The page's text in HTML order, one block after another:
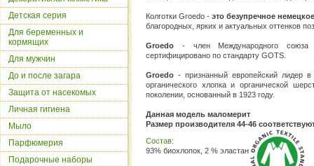
Колготки Groedo - это безупречное
благородных, ярких и актуальных оттенков
Groedo - член Международного союза
сертифицировано по стандарту GOTS.
Groedo- признанный европейский лидер в
органического хлопка и органической
поколении, основанный в 1923 году.
Данная модель маломерит
Размер производителя 44-46
Состав:
93% биохлопок, 2 % эластан
Детская серия
Для беременных и
кормящих
Для мужчин
До и после загара
Защита от насекомых
Личная гигиена
Мыло
Парфюмерия
Подарочные наборы